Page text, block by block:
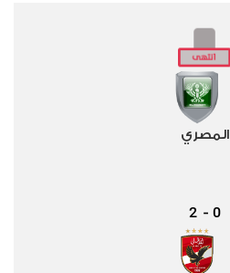
المصري
0
-
2